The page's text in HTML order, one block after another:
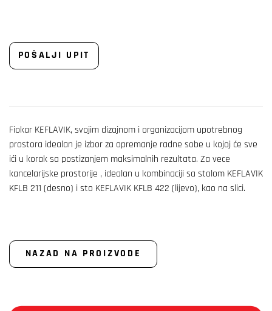
POŠALJI UPIT
Fiokar KEFLAVIK, svojim dizajnom i organizacijom upotrebnog
prostora idealan je izbor za opremanje radne sobe u kojoj će sve
ići u korak sa postizanjem maksimalnih rezultata. Za vece
kancelarijske prostorije , idealan u kombinaciji sa stolom KEFLAVIK
KFLB 211 (desno) i sto KEFLAVIK KFLB 422 (lijevo), kao na slici.
NAZAD NA PROIZVODE